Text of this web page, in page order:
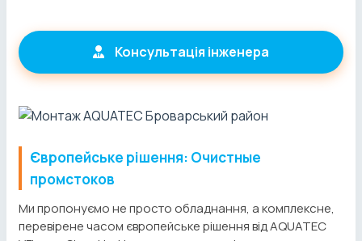
Консультація інженера
Європейське рішення: Очистные
промстоков
Ми пропонуємо не просто обладнання, а комплексне,
перевірене часом європейське рішення від AQUATEC